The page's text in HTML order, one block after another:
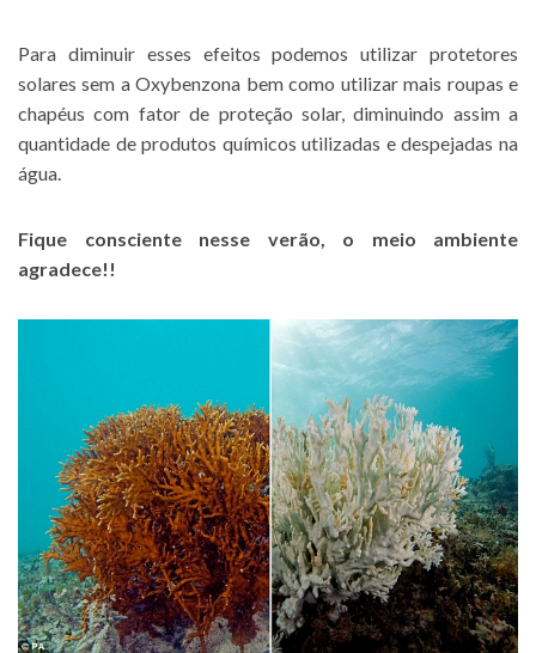
Para diminuir esses efeitos podemos utilizar protetores
solares sem a Oxybenzona bem como utilizar mais roupas e
chapéus com fator de proteção solar, diminuindo assim a
quantidade de produtos químicos utilizadas e despejadas na
água.
Fique consciente nesse verão, o meio ambiente
agradece!!